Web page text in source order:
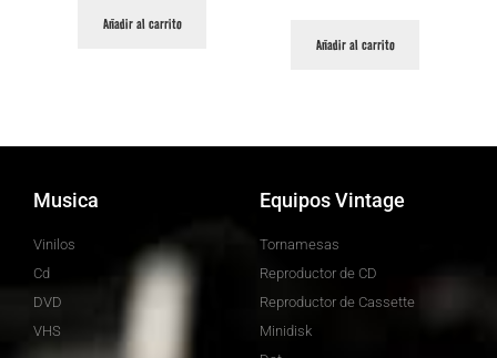
Añadir al carrito
Añadir al carrito
Musica
Vinilos
Cd
DVD
VHS
Equipos Vintage
Tornamesas
Reproductor de CD
Reproductor de Cassette
Minidisk